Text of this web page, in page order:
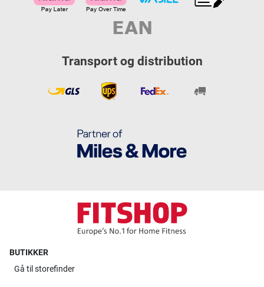
Transport og distribution
BUTIKKER
Gå tilstorefinder